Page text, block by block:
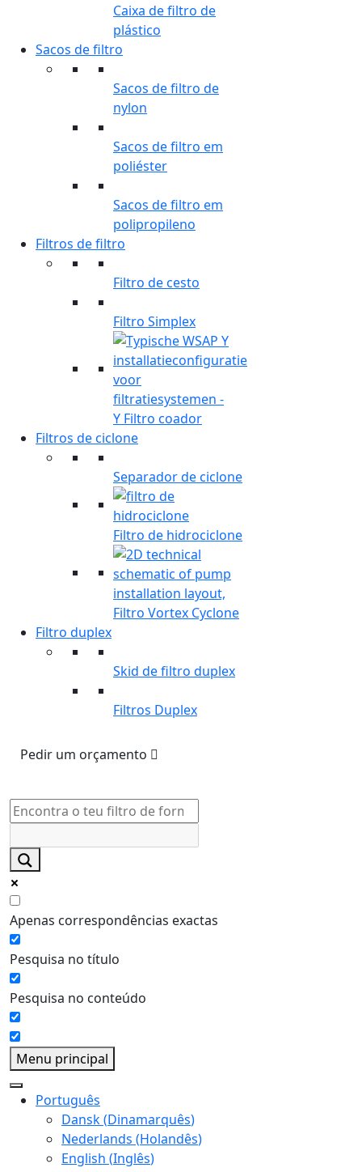
Caixa de filtro de
plástico
Sacos de filtro
Sacos de filtro de
nylon
Sacos de filtro em
poliéster
Sacos de filtro em
polipropileno
Filtros de filtro
Filtro de cesto
Filtro Simplex
Y Filtro coador
Filtros de ciclone
Separador de ciclone
Filtro de hidrociclone
Filtro Vortex Cyclone
Filtro duplex
Skid de filtro duplex
Filtros Duplex
Pedir um orçamento
Apenas correspondências exactas
Pesquisa no título
Pesquisa no conteúdo
Menu principal
Português
Dansk(Dinamarquês)
Nederlands (Holandês)
English (Inglês)